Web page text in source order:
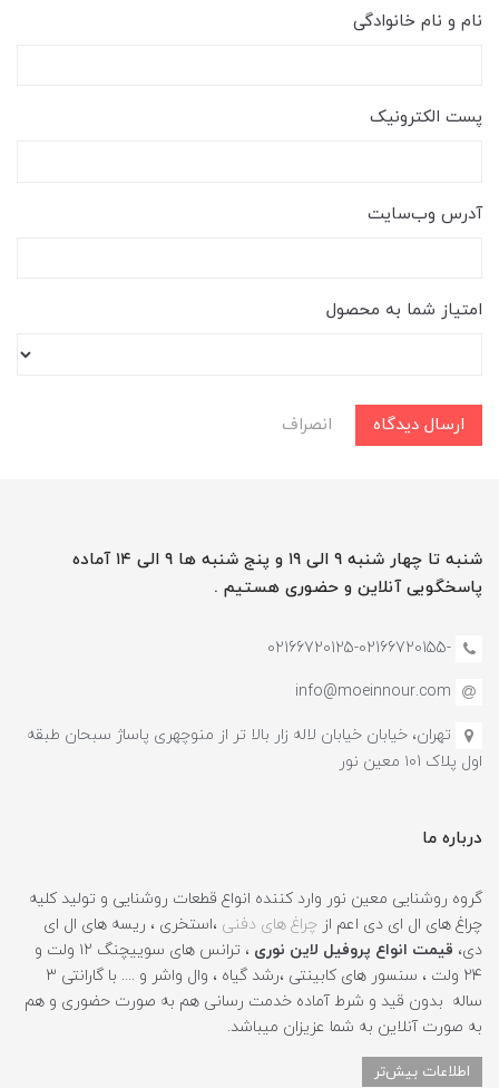
نام و نام خانوادگی
پست الکترونیک
آدرس وب‌سایت
امتیاز شما به محصول
ارسال دیدگاه انصراف
شنبه تا چهار شنبه ۹ الی ۱۹ و پنج شنبه ها ۹ الی ۱۴ آماده
پاسخگویی آنلاین و حضوری هستیم .
-02166720125-02166720155
info@moeinnour.com
تهران، خیابان خیابان لاله زار بالا تر از منوچهری پاساژ سبحان طبقه
اول پلاک ۱۰1 معین نور
درباره ما
گروه روشنایی معین نور وارد کننده انواع قطعات روشنایی و تولید کلیه
چراغ های ال ای دی اعم از چراغ های دفنی ،استخری ، ریسه های ال ای
دی، قیمت انواع پروفیل لاین نوری
، ترانس های سوییچنگ ۱۲ ولت و
۲۴ ولت ، سنسور های کابینتی ،رشد گیاه ، وال واشر و .... با گارانتی ۳
ساله بدون قید و شرط آماده خدمت رسانی هم به صورت حضوری و هم
به صورت آنلاین به شما عزیزان میباشد.
اطلاعات بیش‌تر